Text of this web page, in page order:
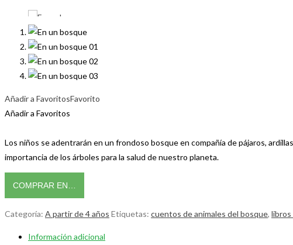
Añadir a FavoritosFavorito
Añadir a Favoritos
Los niños se adentrarán en un frondoso bosque en compañía de pájaros,
importancia de los árboles para la salud de nuestro planeta.
COMPRAR EN…
Categoría: A partir de 4 años Etiquetas: cuentos de animales del bosque, libros
Información adicional